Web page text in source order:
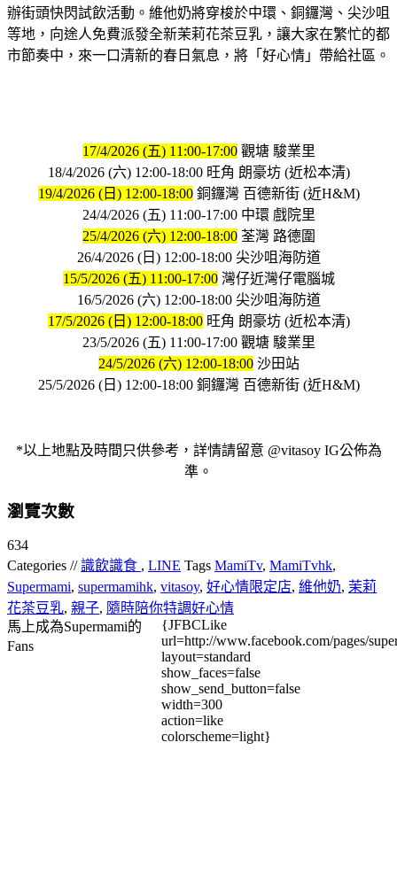
辦街頭快閃試飲活動。維他奶將穿梭於中環、銅鑼灣、尖沙咀
等地，向途人免費派發全新茉莉花茶豆乳，讓大家在繁忙的都
市節奏中，來一口清新的春日氣息，將「好心情」帶給社區。
17/4/2026 (五) 11:00-17:00觀塘 駿業里
18/4/2026 (六) 12:00-18:00 旺角 朗豪坊 (近松本清)
19/4/2026 (日) 12:00-18:00銅鑼灣 百德新街 (近H&M)
24/4/2026 (五) 11:00-17:00 中環 戲院里
25/4/2026 (六) 12:00-18:00荃灣 路德圍
26/4/2026 (日) 12:00-18:00 尖沙咀海防道
15/5/2026 (五) 11:00-17:00灣仔近灣仔電腦城
16/5/2026 (六) 12:00-18:00 尖沙咀海防道
17/5/2026 (日) 12:00-18:00旺角 朗豪坊 (近松本清)
23/5/2026 (五) 11:00-17:00 觀塘 駿業里
24/5/2026 (六) 12:00-18:00沙田站
25/5/2026 (日) 12:00-18:00 銅鑼灣 百德新街 (近H&M)
*以上地點及時間只供參考，詳情請留意 @vitasoy IG公佈為
準。
瀏覽次數
634
Categories //識飲識食 , LINE Tags MamiTv, MamiTvhk,
Supermami, supermamihk, vitasoy, 好心情限定店, 維他奶, 茉莉
花茶豆乳, 親子, 隨時陪你特調好心情
馬上成為Supermami的
Fans
{JFBCLike
url=http://www.facebook.com/pages/
layout=standard
show_faces=false
show_send_button=false
width=300
action=like
colorscheme=light}